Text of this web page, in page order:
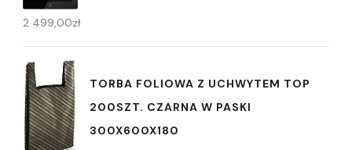
2 499,00zł
TORBA FOLIOWA Z UCHWYTEM TOP
200SZT. CZARNA W PASKI
300X600X180